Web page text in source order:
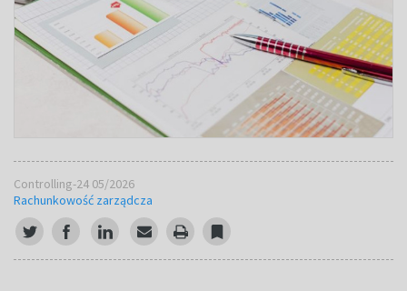
Controlling-24 05/2026
Rachunkowość zarządcza